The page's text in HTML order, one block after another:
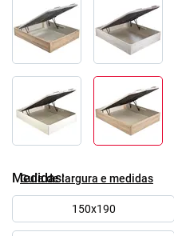
Guía de largura e medidas
Medidas
150x190